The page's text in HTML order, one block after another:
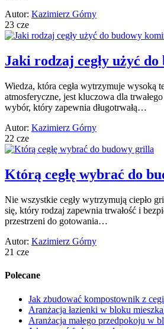
Autor: Kazimierz Górny
23 cze
Jaki rodzaj cegły użyć
Wiedza, która cegła wytrzymuje wysoką
atmosferyczne, jest kluczowa dla
wybór, który zapewnia długotrwałą…
Autor: Kazimierz Górny
22 cze
Którą cegłę wybrać do
Nie wszystkie cegły wytrzymują ciepło
się, który rodzaj zapewnia trwałość i
przestrzeni do gotowania…
Autor: Kazimierz Górny
21 cze
Polecane
Jak zbudować kompostownik z
Aranżacja łazienki w bloku
Aranżacja małego przedpokoju w